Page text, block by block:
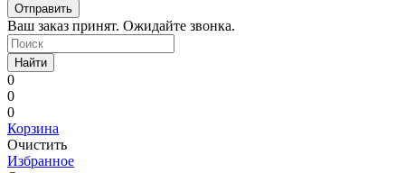
Ваш заказ принят. Ожидайте звонка.
Найти
0
0
0
Корзина
Очистить
Избранное